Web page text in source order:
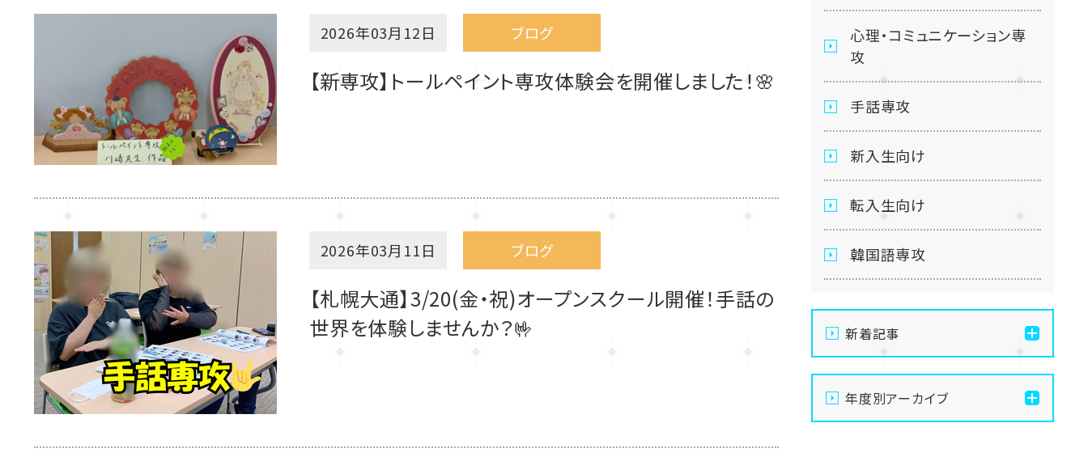
2026年03月12日 ブログ
【新専攻】トールペイント専攻体験会を開催しました！🌸
2026年03月11日 ブログ
【札幌大通】3/20(金・祝)オープンスクール開催！手話の
世界を体験しませんか？🤟
心理・コミュニケーション専
攻
手話専攻
新入生向け
転入生向け
韓国語専攻
新着記事
【札幌大通】夏祭りまであと
8日！お化け屋敷準備👻ビ
ニール袋コーデが大人
年度別アーカイブ